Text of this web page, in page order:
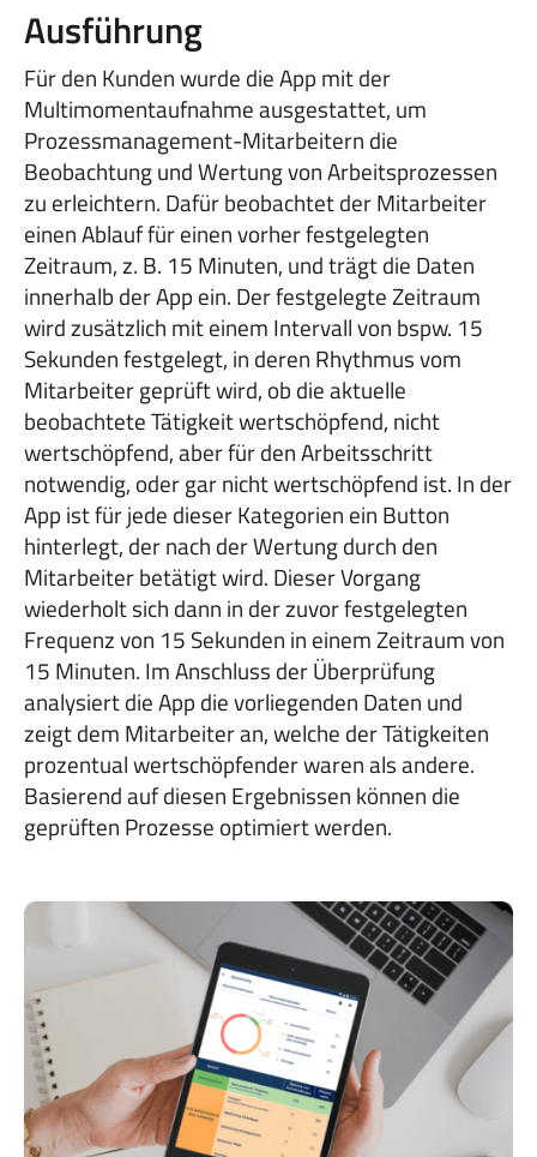
Ausführung
Für den Kunden wurde die App mit der
Multimomentaufnahme ausgestattet, um
Prozessmanagement-Mitarbeitern die
Beobachtung und Wertung von Arbeitsprozessen
zu erleichtern. Dafür beobachtet der Mitarbeiter
einen Ablauf für einen vorher festgelegten
Zeitraum, z. B. 15 Minuten, und trägt die Daten
innerhalb der App ein. Der festgelegte Zeitraum
wird zusätzlich mit einem Intervall von bspw. 15
Sekunden festgelegt, in deren Rhythmus vom
Mitarbeiter geprüft wird, ob die aktuelle
beobachtete Tätigkeit wertschöpfend, nicht
wertschöpfend, aber für den Arbeitsschritt
notwendig, oder gar nicht wertschöpfend ist. In der
App ist für jede dieser Kategorien ein Button
hinterlegt, der nach der Wertung durch den
Mitarbeiter betätigt wird. Dieser Vorgang
wiederholt sich dann in der zuvor festgelegten
Frequenz von 15 Sekunden in einem Zeitraum von
15 Minuten. Im Anschluss der Überprüfung
analysiert die App die vorliegenden Daten und
zeigt dem Mitarbeiter an, welche der Tätigkeiten
prozentual wertschöpfender waren als andere.
Basierend auf diesen Ergebnissen können die
geprüften Prozesse optimiert werden.